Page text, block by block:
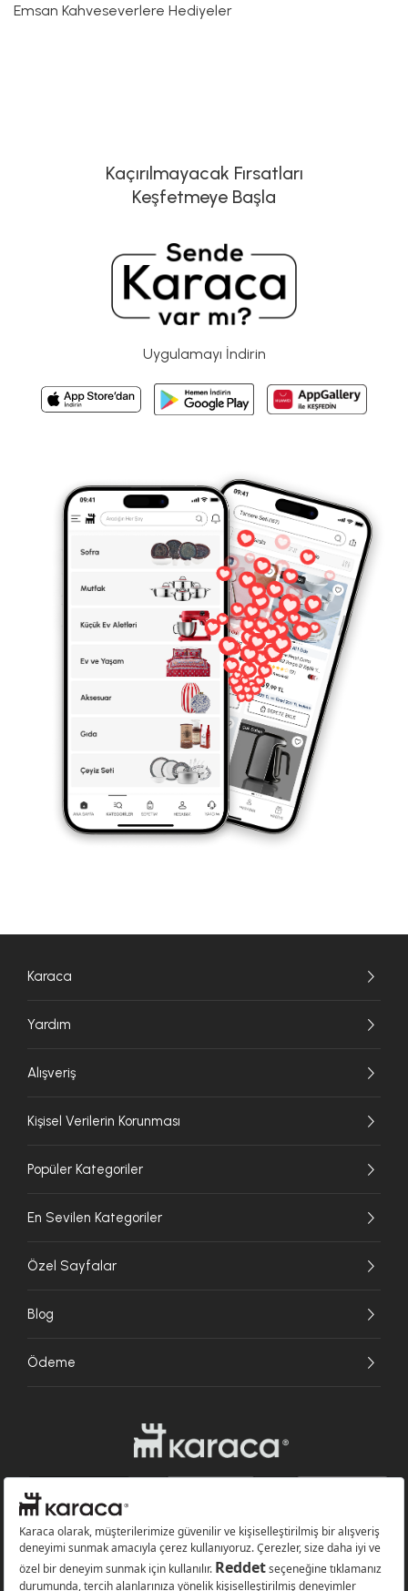
Emsan Kahveseverlere Hediyeler
Kaçırılmayacak Fırsatları
Keşfetmeye Başla
Uygulamayı İndirin
Karaca
Yardım
Alışveriş
Kişisel Verilerin Korunması
Popüler Kategoriler
En Sevilen Kategoriler
Özel Sayfalar
Blog
Ödeme
Websitesinde kullanılan bazı görseller yapay zekâ (AI) ile üretilmiştir.